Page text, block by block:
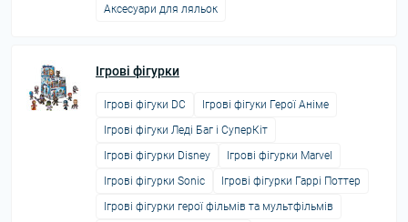
Аксесуари для ляльок
Ігрові фігурки
Ігрові фігуки DC
Ігрові фігуки Герої Аніме
Ігрові фігуки Леді Баг і СуперКіт
Ігрові фігурки Disney
Ігрові фігурки Marvel
Ігрові фігурки Sonic
Ігрові фігурки Гаррі Поттер
Ігрові фігурки герої фільмів та мультфільмів